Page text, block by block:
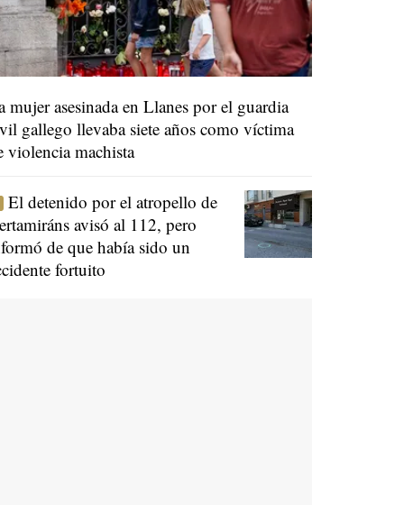
mujer asesinada en Llanes por el guardia
gallego llevaba siete años como víctima
violencia machista
El detenido por el atropello de
avisó al 112, pero
de que había sido un
fortuito